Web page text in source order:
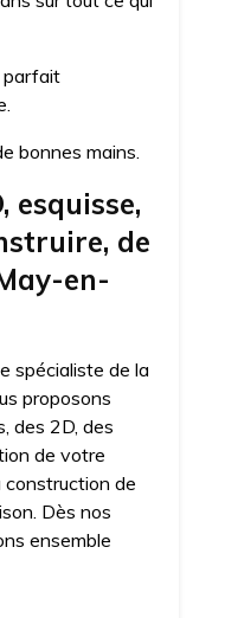
parfait
bonnes mains.
esquisse,
de
en-
spécialiste de la
proposons
des 2D, des
de votre
construction de
Dès nos
ensemble